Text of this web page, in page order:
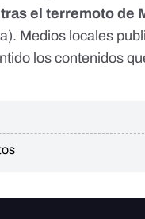
el terremoto de
Medios locales
los contenidos